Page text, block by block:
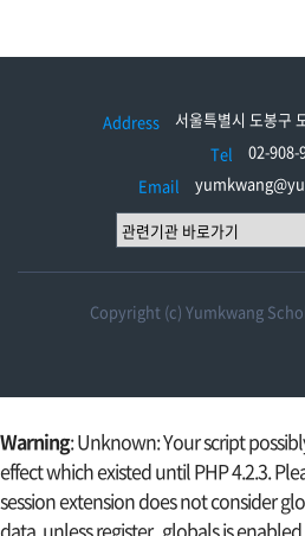
Address
서울특별시 도봉구
Tel
02-908-
Email
Copyright (c) Yumkwang
Warning: Unknown: Your script
effect which existed until PHP 4.2.3.
session extension does not consider